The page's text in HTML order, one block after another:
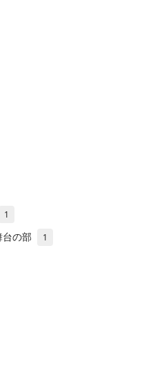
1
台の部 1